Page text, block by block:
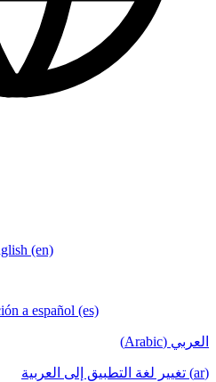
(en)
a español (es)
العربي (Arabic)
(ar) تغيير لغة التطبيق إلى العربية